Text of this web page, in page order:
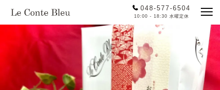
048-577-6504
10:00 - 18:30 水曜定休